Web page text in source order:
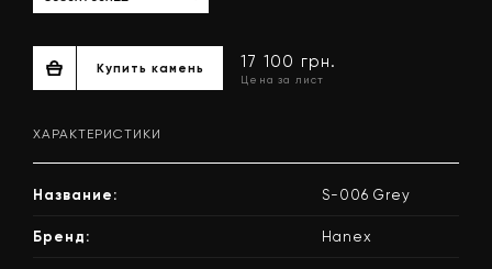
ХАРАКТЕРИСТИКИ
Название: S-006 Grey
Бренд: Hanex